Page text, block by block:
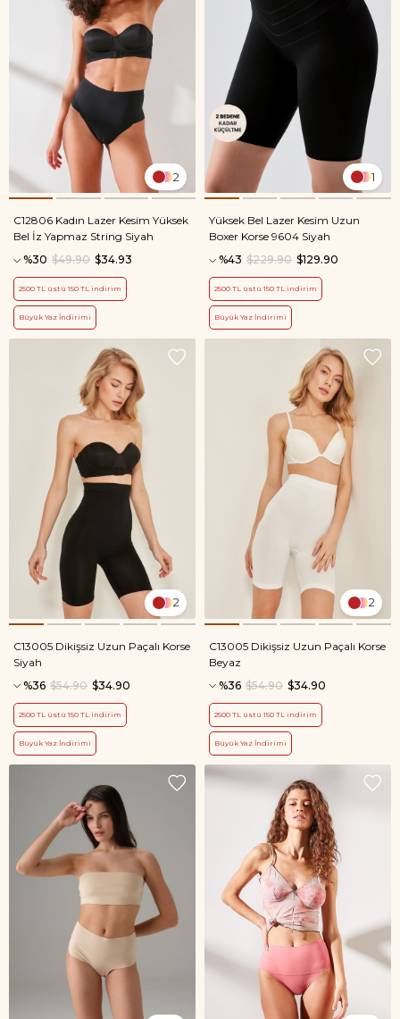
2
C12806 Kadın Lazer Kesim Yüksek
Bel İz Yapmaz String Siyah
%30
$34.93
$49.90
2500 TL üstü 150 TL indirim
Büyük Yaz İndirimi
1
Yüksek Bel Lazer Kesim Uzun
Boxer Korse 9604 Siyah
%43
$129.90
$229.90
2500 TL üstü 150 TL indirim
Büyük Yaz İndirimi
2
C13005 Dikişsiz Uzun Paçalı Korse
Siyah
%36
$34.90
$54.90
2500 TL üstü 150 TL indirim
Büyük Yaz İndirimi
2
C13005 Dikişsiz Uzun Paçalı Korse
Beyaz
%36
$34.90
$54.90
2500 TL üstü 150 TL indirim
Büyük Yaz İndirimi